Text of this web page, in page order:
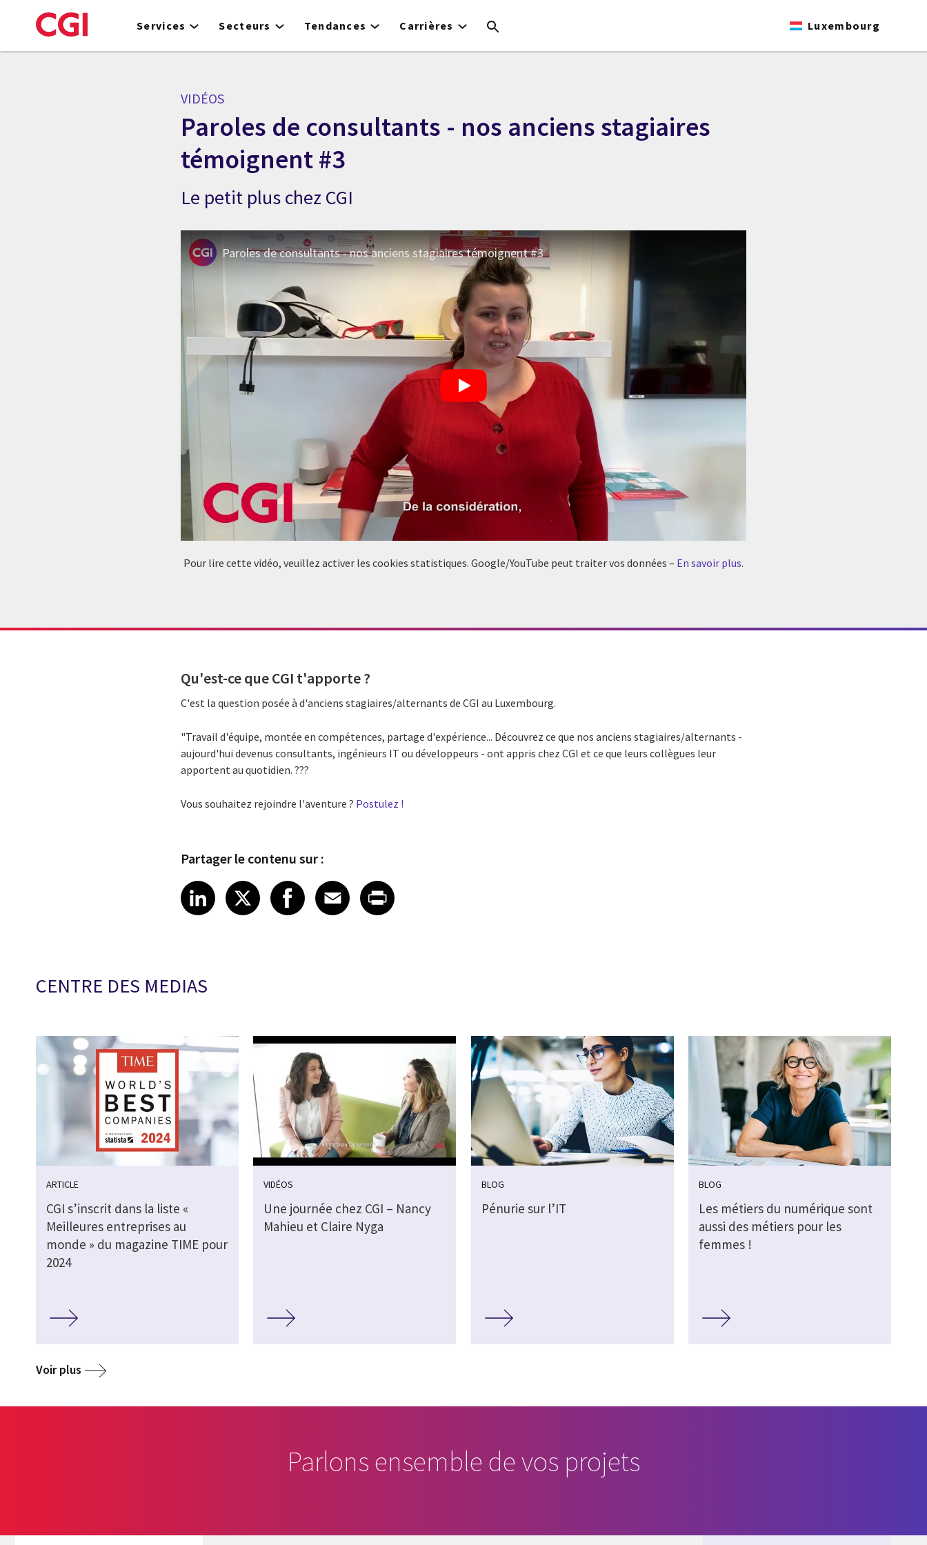
to
Services Secteurs Tendances Carrières Luxembourg
VIDÉOS
Paroles de consultants - nos anciens stagiaires
témoignent #3
Le petit plus chez CGI
Paroles de consultants - nos anciens stagiaires témoignent #3
Pour lire cette vidéo, veuillez activer les cookies statistiques. Google/YouTube peut traiter vos données – En savoir plus.
Qu'est-ce que CGI t'apporte ?
C'est la question posée à d'anciens stagiaires/alternants de CGI au Luxembourg.
"Travail d'équipe, montée en compétences, partage d'expérience... Découvrez ce que nos anciens stagiaires/alternants -
aujourd'hui devenus consultants, ingénieurs IT ou développeurs - ont appris chez CGI et ce que leurs collègues leur
apportent au quotidien. ?‍??
Vous souhaitez rejoindre l'aventure ? Postulez !
Partager le contenu sur :
Share article on LinkedIn
LinkedIn
Share article on X
XShare article on Facebook
Facebook
Share article on Email
Email
Share article on Print
CENTRE DES MEDIAS
ARTICLE
CGI s’inscrit dans la liste «
Meilleures entreprises au
monde » du magazine TIME pour
2024
VIDÉOS
Une journée chez CGI – Nancy
Mahieu et Claire Nyga
BLOG
Pénurie sur l’IT
BLOG
Les métiers du numérique sont
aussi des métiers pour les
femmes !
Voir plus
Parlons ensemble de vos projets